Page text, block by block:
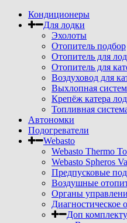
Кондиционеры
Для лодки
Эхолоты
Отопитель подбор
Отопитель для
Отопитель для
Воздуховод для
Выхлопная
Крепёж катера
Топливная
Автономки
Подогреватели
Webasto
Webasto Thermo
Webasto Spheros
Предпусковые
Воздушные
Органы
Диагностическое
Доп